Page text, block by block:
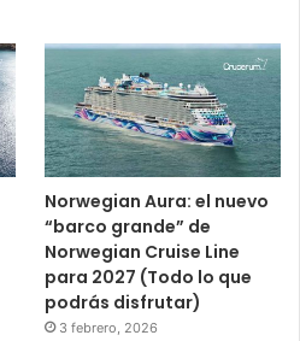
Norwegian Aura: el nuevo
“barco grande” de
Norwegian Cruise Line
para 2027 (Todo lo que
podrás disfrutar)
3 febrero, 2026